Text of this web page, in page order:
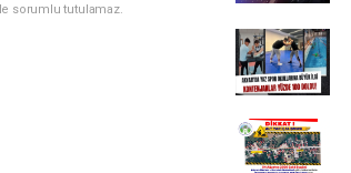
sorumlu tutulamaz.